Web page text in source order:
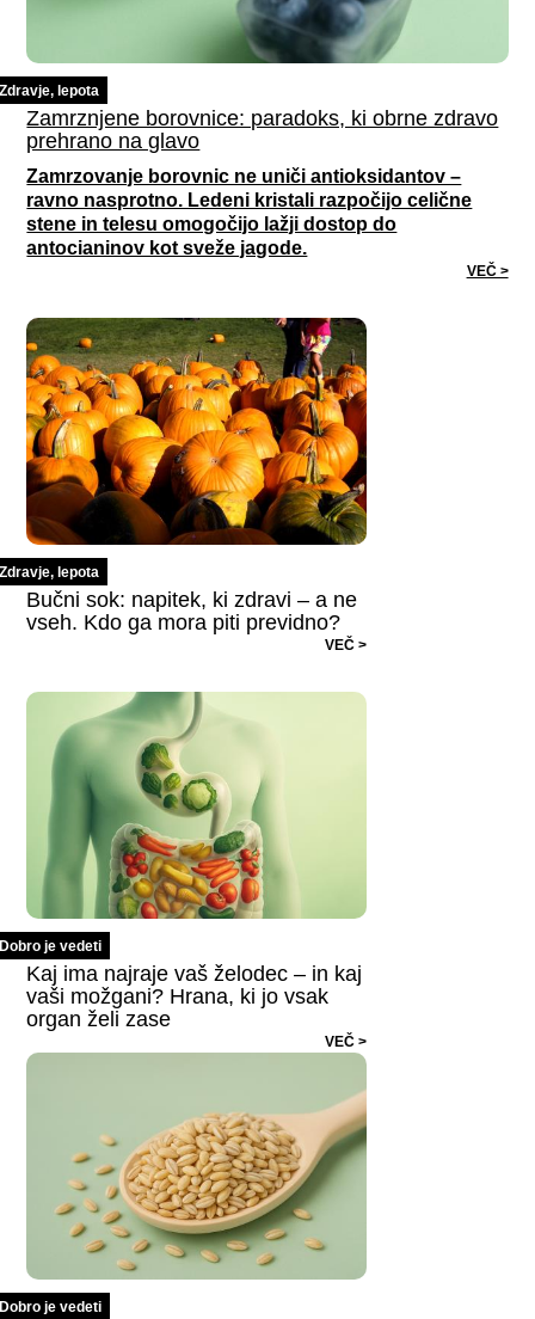
Zdravje, lepota
Zamrznjene borovnice: paradoks, ki obrne zdravo
prehrano na glavo
Zamrzovanje borovnic ne uniči antioksidantov –
ravno nasprotno. Ledeni kristali razpočijo celične
stene in telesu omogočijo lažji dostop do
antocianinov kot sveže jagode.
VEČ >
Zdravje, lepota
Bučni sok: napitek, ki zdravi – a ne
vseh. Kdo ga mora piti previdno?
VEČ >
Dobro je vedeti
Kaj ima najraje vaš želodec – in kaj
vaši možgani? Hrana, ki jo vsak
organ želi zase
VEČ >
Dobro je vedeti